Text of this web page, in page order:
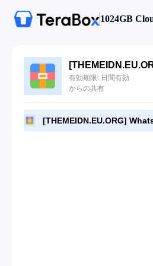
1024GB
有効期限: 日間有効
からの共有